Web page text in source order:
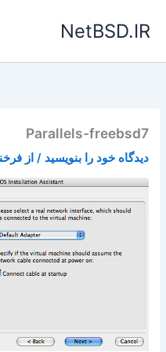
NetBSD.IR
Parallels-freebsd7
دیدگاه‌ خود را بنویسید / از